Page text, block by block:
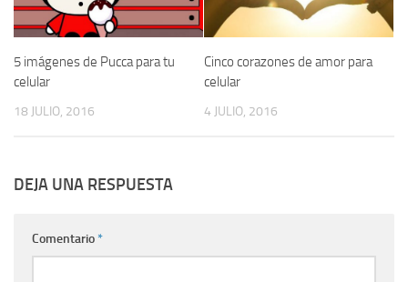
5 imágenes de Pucca para tu
celular
18 JULIO, 2016
Cinco corazones de amor para
celular
4 JULIO, 2016
DEJA UNA RESPUESTA
Comentario*